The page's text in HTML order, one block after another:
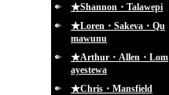
★Shannon・Talawepi
★Loren・Sakeva・Qu
mawunu
★Arthur・Allen・Lom
ayestewa
★Chris・Mansfield